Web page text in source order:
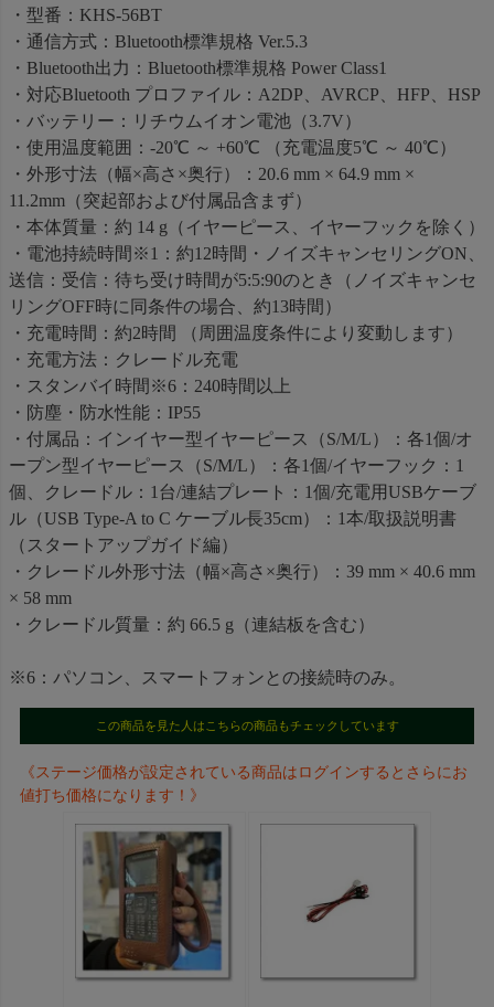
・型番：KHS-56BT
・通信方式：Bluetooth標準規格 Ver.5.3
・Bluetooth出力：Bluetooth標準規格 Power Class1
・対応Bluetooth プロファイル：A2DP、AVRCP、HFP、HSP
・バッテリー：リチウムイオン電池（3.7V）
・使用温度範囲：-20℃ ～ +60℃ （充電温度5℃ ～ 40℃）
・外形寸法（幅×高さ×奥行）：20.6 mm × 64.9 mm ×
11.2mm（突起部および付属品含まず）
・本体質量：約 14 g（イヤーピース、イヤーフックを除く）
・電池持続時間※1：約12時間・ノイズキャンセリングON、
送信：受信：待ち受け時間が5:5:90のとき（ノイズキャンセ
リングOFF時に同条件の場合、約13時間）
・充電時間：約2時間 （周囲温度条件により変動します）
・充電方法：クレードル充電
・スタンバイ時間※6：240時間以上
・防塵・防水性能：IP55
・付属品：インイヤー型イヤーピース（S/M/L）：各1個/オ
ープン型イヤーピース（S/M/L）：各1個/イヤーフック：1
個、クレードル：1台/連結プレート：1個/充電用USBケーブ
ル（USB Type-A to C ケーブル長35cm）：1本/取扱説明書
（スタートアップガイド編）
・クレードル外形寸法（幅×高さ×奥行）：39 mm × 40.6 mm
× 58 mm
・クレードル質量：約 66.5 g（連結板を含む）
※6：パソコン、スマートフォンとの接続時のみ。
この商品を見た人はこちらの商品もチェックしています
《ステージ価格が設定されている商品はログインするとさらにお
値打ち価格になります！》